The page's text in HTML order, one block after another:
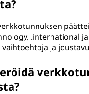
.international
ja